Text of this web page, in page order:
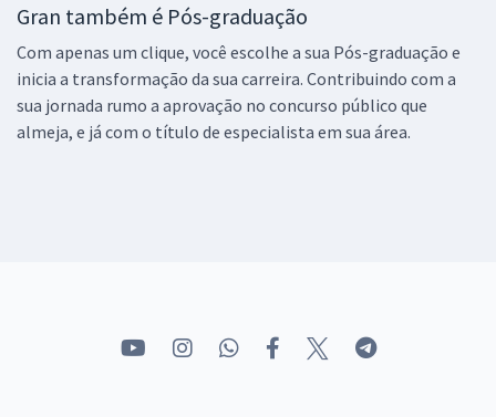
Gran também é Pós-graduação
Com apenas um clique, você escolhe a sua Pós-graduação e
inicia a transformação da sua carreira. Contribuindo com a
sua jornada rumo a aprovação no concurso público que
almeja, e já com o título de especialista em sua área.